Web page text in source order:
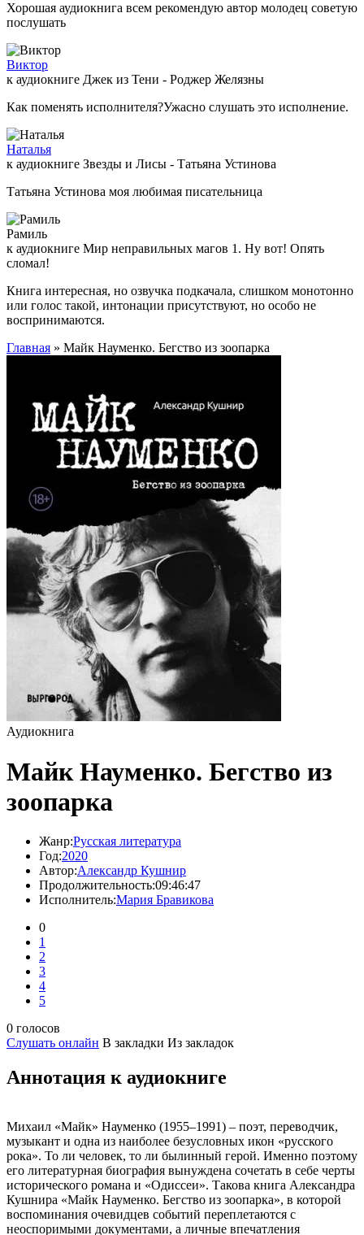
Хорошая аудиокнига всем рекомендую автор молодец советую
послушать
Виктор
к аудиокниге Джек из Тени - Роджер Желязны
Как поменять исполнителя?Ужасно слушать это исполнение.
Наталья
к аудиокниге Звезды и Лисы - Татьяна Устинова
Татьяна Устинова моя любимая писательница
Рамиль
к аудиокниге Мир неправильных магов 1. Ну вот! Опять
сломал!
Книга интересная, но озвучка подкачала, слишком монотонно
или голос такой, интонации присутствуют, но особо не
воспринимаются.
Главная » Майк Науменко. Бегство из зоопарка
Аудиокнига
Майк Науменко. Бегство из
зоопарка
Жанр:Русская литература
Год:2020
Автор:Александр Кушнир
Продолжительность:09:46:47
Исполнитель:Мария Бравикова
0
1
2
3
4
5
0 голосов
Слушать онлайн В закладки Из закладок
Аннотация к аудиокниге
Михаил «Майк» Науменко (1955–1991) – поэт, переводчик,
музыкант и одна из наиболее безусловных икон «русского
рока». То ли человек, то ли былинный герой. Именно поэтому
его литературная биография вынуждена сочетать в себе черты
исторического романа и «Одиссеи». Такова книга Александра
Кушнира «Майк Науменко. Бегство из зоопарка», в которой
воспоминания очевидцев событий переплетаются с
неоспоримыми документами, а личные впечатления